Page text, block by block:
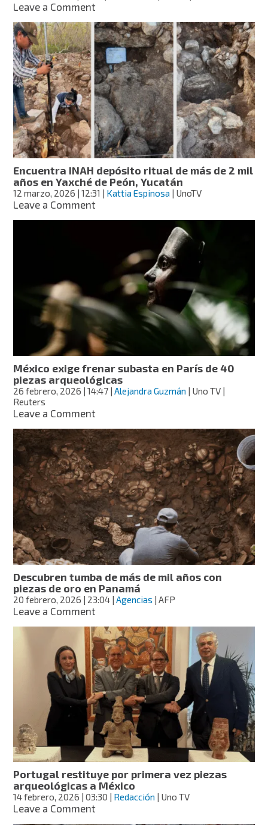
Leave a Commenton
revela
tumbas
de
mujeres
que
murieron
al
dar
a
luz
en
Tlatelolco
Encuentra INAH depósito ritual de más de 2 mil
años en Yaxché de Peón, Yucatán
12 marzo, 2026 | 12:31 | Kattia Espinosa | UnoTV
Leave a Commenton
2
mil
años
en
Yaxché
de
Peón,
Yucatán
México exige frenar subasta en París de 40
piezas arqueológicas
26 febrero, 2026 | 14:47 |Alejandra Guzmán | Uno TV |
Reuters
Leave a Commenton
exige
frenar
subasta
en
París
de
40
piezas
arqueológicas
Descubren tumba de más de mil años con
piezas de oro en Panamá
20 febrero, 2026 | 23:04 |Agencias | AFP
Leave a Commenton
tumba
de
más
de
mil
años
con
piezas
de
oro
en
Panamá
Portugal restituye por primera vez piezas
arqueológicas a México
14 febrero, 2026 | 03:30 Redacción | Uno TV
Leave a Commenton